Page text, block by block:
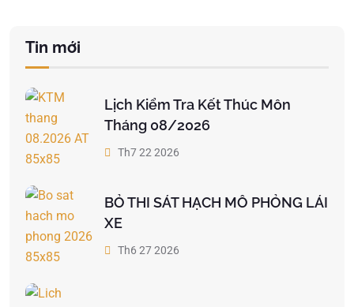
Tin mới
Lịch Kiểm Tra Kết Thúc Môn
Tháng 08/2026
Th7 22 2026
BỎ THI SÁT HẠCH MÔ PHỎNG LÁI
XE
Th6 27 2026